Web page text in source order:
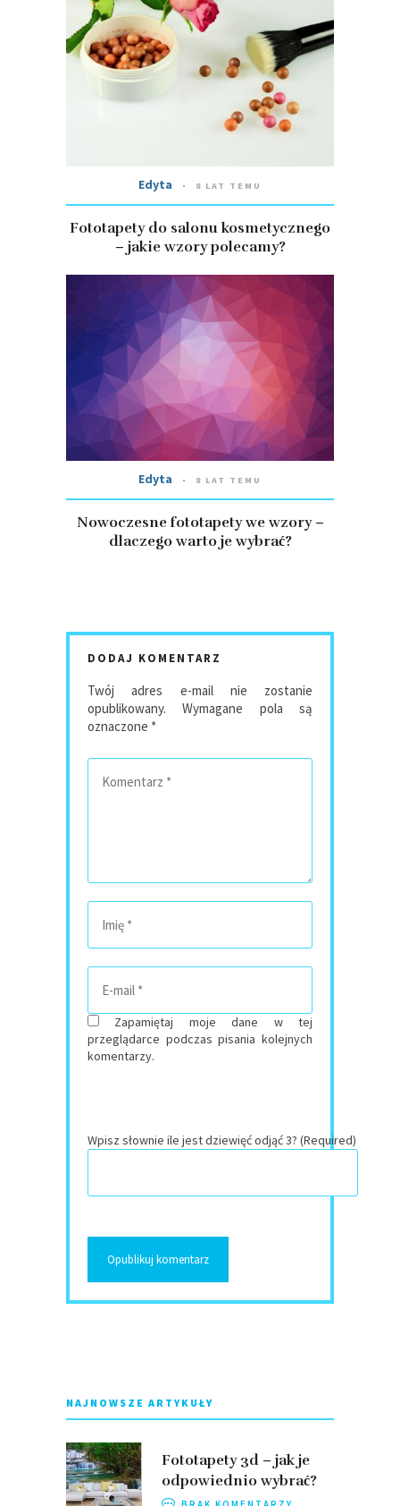
Edyta 8 LAT TEMU
Fototapety do salonu kosmetycznego
– jakie wzory polecamy?
Edyta 8 LAT TEMU
Nowoczesne fototapety we wzory –
dlaczego warto je wybrać?
DODAJ KOMENTARZ
Twój adres e-mail nie zostanie
opublikowany.
Wymagane pola są
oznaczone *
Zapamiętaj moje dane w tej
przeglądarce podczas pisania kolejnych
komentarzy.
Wpisz słownie ile jest dziewięć odjąć 3? (Required)
NAJNOWSZE ARTYKUŁY
Fototapety 3d – jak je
odpowiednio wybrać?